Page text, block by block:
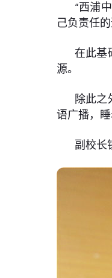
“西浦
己负责任
在此基
源。
除此之
语广播，
副校长